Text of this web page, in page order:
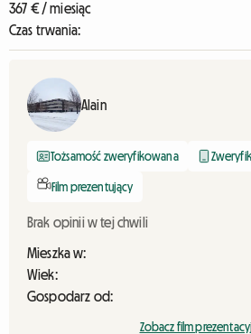
367 € / miesiąc
Czas trwania:
Alain
Tożsamość zweryfikowana
Film prezentujący
Brak opinii w tej chwili
Mieszka w:
Wiek:
Gospodarz od:
Zobacz film